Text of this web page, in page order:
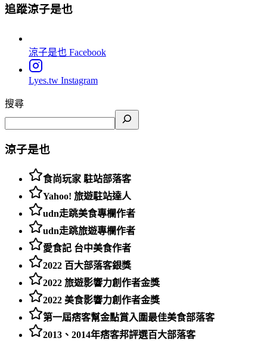
追蹤涼子是也
涼子是也 Facebook
Lyes.tw Instagram
搜尋
涼子是也
食尚玩家 駐站部落客
Yahoo! 旅遊駐站達人
udn走跳美食專欄作者
udn走跳旅遊專欄作者
愛食記 台中美食作者
2022 百大部落客銀獎
2022 旅遊影響力創作者金獎
2022 美食影響力創作者金獎
第一屆痞客幫金點賞入圍最佳美食部落客
2013、2014年痞客邦評選百大部落客